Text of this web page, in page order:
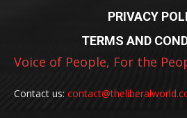
PRIVACY
TERMS AND
Voice of People, For the
Contact us: